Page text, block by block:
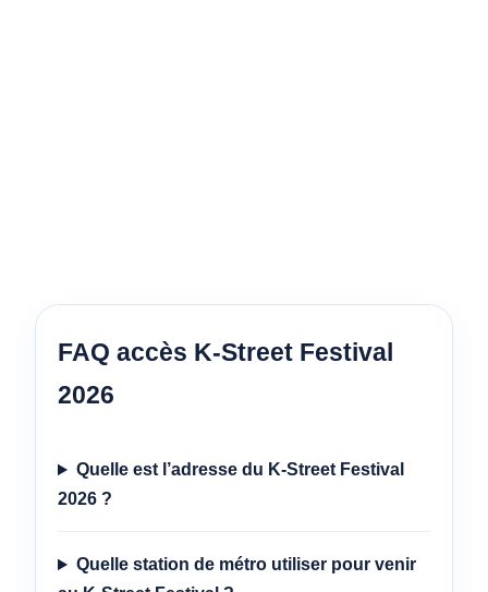
FAQ accès K-Street Festival
2026
Quelle est l’adresse du K-Street Festival
2026 ?
Quelle station de métro utiliser pour venir